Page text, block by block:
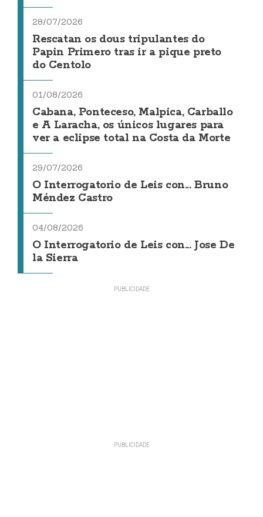
28/07/2026
Rescatan os dous tripulantes do
Papin Primero tras ir a pique preto
do Centolo
01/08/2026
Cabana, Ponteceso, Malpica, Carballo
e A Laracha, os únicos lugares para
ver a eclipse total na Costa da Morte
29/07/2026
O Interrogatorio de Leis con... Bruno
Méndez Castro
04/08/2026
O Interrogatorio de Leis con... Jose De
la Sierra